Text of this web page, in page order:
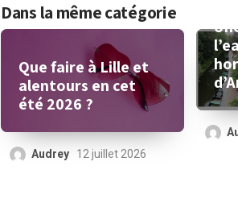
Dans la même catégorie
Que faire à Lille et
alentours en cet
été 2026 ?
Audrey 12 juillet 2026